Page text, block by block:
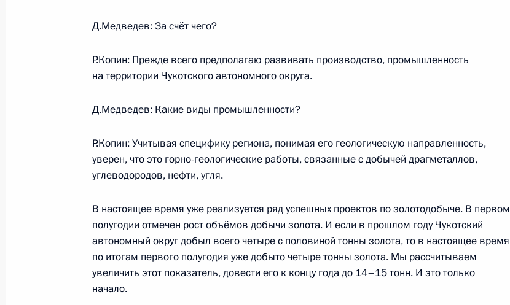
Глава государства обсудил с Президентом Чечни Рамзаном
Кадыровым социально-экономическую ситуацию в республике
25 июля 2008 года, 14:40 Московская область, Горки
по управлению государственным имуществом (Росимущества)
Юрием Петровым
25 июля 2008 года, 13:20
24 июля 2008 года, четверг
Телефонный разговор с Президентом Туркменистана Гурбангулы
Д.Медведев: За счёт чего?
Р.Копин: Прежде всего предполагаю развивать производство, промышленность
на территории Чукотского автономного округа.
Д.Медведев: Какие виды промышленности?
Р.Копин: Учитывая специфику региона, понимая его геологическую направленность,
уверен, что это горно-геологические работы, связанные с добычей драгметаллов,
углеводородов, нефти, угля.
В настоящее время уже реализуется ряд успешных проектов по золотодобыче. В первом
полугодии отмечен рост объёмов добычи золота. И если в прошлом году Чукотский
автономный округ добыл всего четыре с половиной тонны золота, то в настоящее время
по итогам первого полугодия уже добыто четыре тонны золота. Мы рассчитываем
увеличить этот показатель, довести его к концу года до 14–15 тонн. И это только
начало.